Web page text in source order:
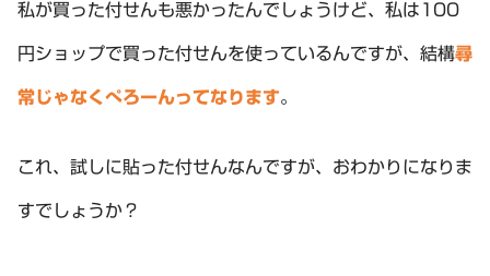
私が買った付せんも悪かったんでしょうけど、私は100
円ショップで買った付せんを使っているんですが、結構尋
常じゃなくぺろーんってなります。
これ、試しに貼った付せんなんですが、おわかりになりま
すでしょうか？